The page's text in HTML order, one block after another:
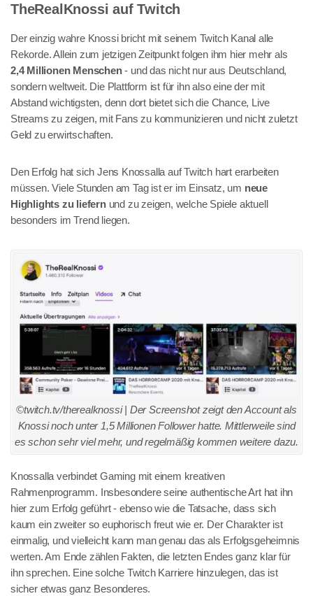
TheRealKnossi auf Twitch
Der einzig wahre Knossi bricht mit seinem Twitch Kanal alle
Rekorde. Allein zum jetzigen Zeitpunkt folgen ihm hier mehr als
2,4 Millionen Menschen- und das nicht nur aus Deutschland,
sondern weltweit. Die Plattform ist für ihn also eine der mit
Abstand wichtigsten, denn dort bietet sich die Chance, Live
Streams zu zeigen, mit Fans zu kommunizieren und nicht zuletzt
Geld zu erwirtschaften.
Den Erfolg hat sich Jens Knossalla auf Twitch hart erarbeiten
müssen. Viele Stunden am Tag ist er im Einsatz, um neue
Highlights zu liefernund zu zeigen, welche Spiele aktuell
besonders im Trend liegen.
©twitch.tv/therealknossi | Der Screenshot zeigt den Account als
Knossi noch unter 1,5 Millionen Follower hatte. Mittlerweile sind
es schon sehr viel mehr, und regelmäßig kommen weitere dazu.
Knossalla verbindet Gaming mit einem kreativen
Rahmenprogramm. Insbesondere seine authentische Art hat ihn
hier zum Erfolg geführt - ebenso wie die Tatsache, dass sich
kaum ein zweiter so euphorisch freut wie er. Der Charakter ist
einmalig, und vielleicht kann man genau das als Erfolgsgeheimnis
werten. Am Ende zählen Fakten, die letzten Endes ganz klar für
ihn sprechen. Eine solche Twitch Karriere hinzulegen, das ist
sicher etwas ganz Besonderes.